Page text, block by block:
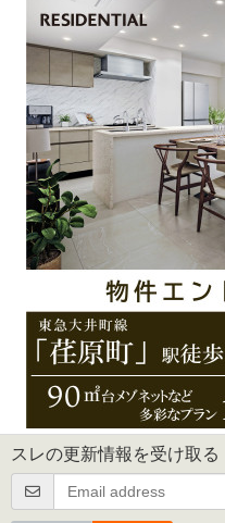
スレの更新情報を受け取る